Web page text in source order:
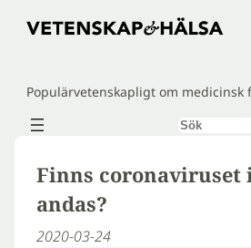
Hoppa
Populärvetenskapligt om medicinsk
Sök
Finns
andas?
2020-03-24